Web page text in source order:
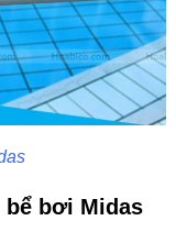
bơi Midas